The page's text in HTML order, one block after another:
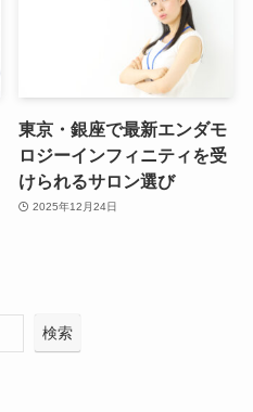
東京・銀座で最新エンダモ
ロジーインフィニティを受
けられるサロン選び
2025年12月24日
検索